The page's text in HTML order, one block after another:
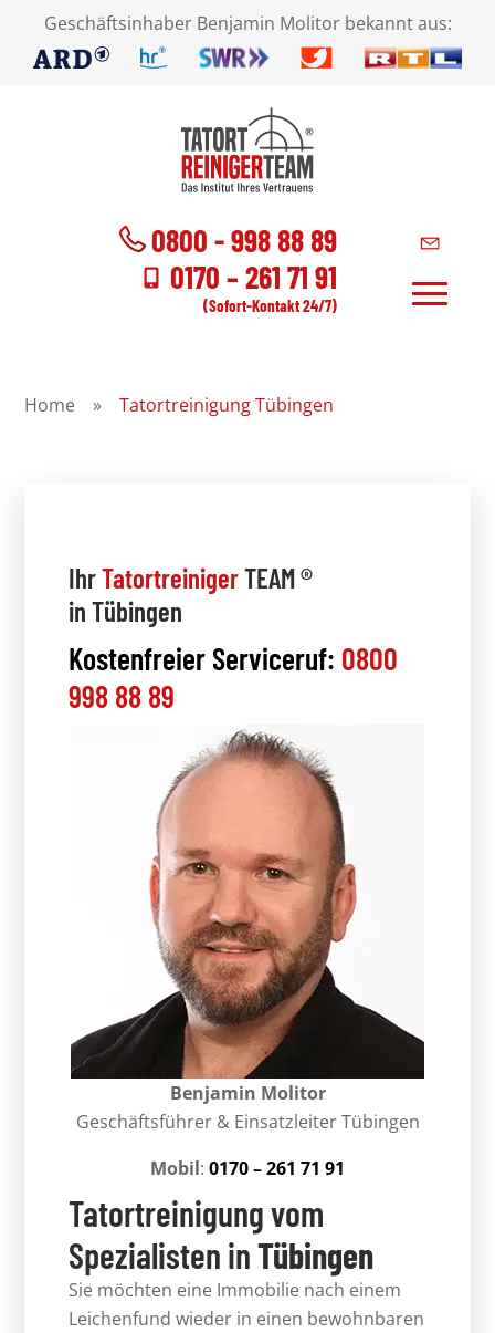
Geschäftsinhaber Benjamin Molitor bekannt aus:
0800 - 998 88 89
0170 – 261 71 91
(Sofort-Kontakt 24/7)
Home » Tatortreinigung Tübingen
IhrTatortreinigerTEAM ®
in Tübingen
Kostenfreier Serviceruf: 0800
998 88 89
Benjamin Molitor
Geschäftsführer & Einsatzleiter Tübingen
Mobil: 0170 – 261 71 91
Tatortreinigung vom
Spezialisten inTübingen
Sie möchten eine Immobilie nach einem
Leichenfund wieder in einen bewohnbaren